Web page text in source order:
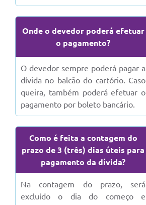
Divisão de Rendas
Horários de Ônibus - Jundiá
Inscrições para o Castramóvel
Notícias
Ouvidorias
Postos de Atendimento ao Trabalhador (PAT)
Onde o devedor poderá efetuar
o pagamento?
O devedor sempre poderá pagar a
dívida no balcão do cartório. Caso
queira, também poderá efetuar o
pagamento por boleto bancário.
Como é feita a contagem do
prazo de 3 (três) dias úteis para
pagamento da dívida?
Na contagem do prazo, será
excluído o dia do começo e